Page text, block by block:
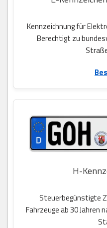
Kennzeichnung für
Berechtigt zu
H-
Steuerbegünstigte
Fahrzeuge ab 30 Jahren